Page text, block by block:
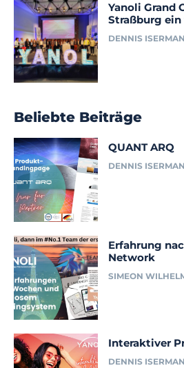
Yanoli Grand
Straßburg
DENNIS
Beliebte Beiträge
QUANT ARQ
DENNIS
Erfahrung
Network
SIMEON
Interaktiver
DENNIS